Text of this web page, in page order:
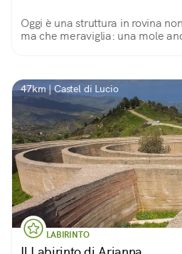
Oggi è una struttura in rovina
ma che meraviglia: una mole
47km | Castel di Lucio
LABIRINTO